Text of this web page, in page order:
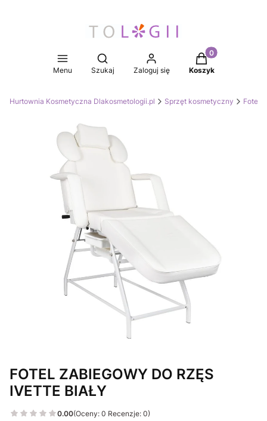
Menu
Otwórz wyszukiwarkę
Szukaj Zaloguj się
Produkty w
Koszyk
Hurtownia Kosmetyczna Dlakosmetologii.pl Sprzęt kosmetyczny Fotele
FOTEL ZABIEGOWY DO RZĘS
IVETTE BIAŁY
0.00(Oceny: 0 Recenzje: 0)